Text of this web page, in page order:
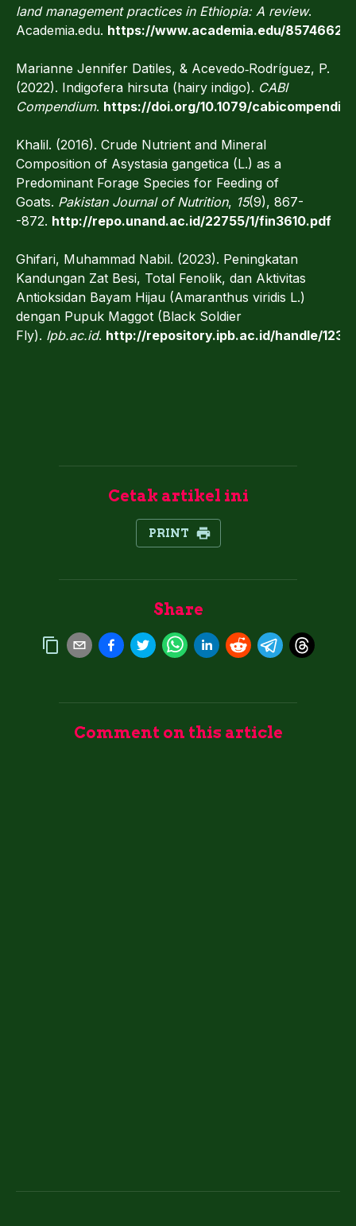
land management practices in Ethiopia: A review.
Academia.edu. https://www.academia.edu/
Marianne Jennifer Datiles, & Acevedo‐Rodríguez, P.
(2022). Indigofera hirsuta (hairy indigo). CABI
Compendium. https://doi.org/10.1079/
Khalil. (2016). Crude Nutrient and Mineral
Composition of Asystasia gangetica (L.) as a
Predominant Forage Species for Feeding of
Goats. Pakistan Journal of Nutrition, 15(9), 867-
-872. http://repo.unand.ac.id/22755/1/fin3610.pdf
Ghifari, Muhammad Nabil. (2023). Peningkatan
Kandungan Zat Besi, Total Fenolik, dan Aktivitas
Antioksidan Bayam Hijau (Amaranthus viridis L.)
dengan Pupuk Maggot (Black Soldier
Fly). Ipb.ac.id. http://repository.ipb.ac.id/handle/
Cetak artikel ini
PRINT
Share
Comment on this article